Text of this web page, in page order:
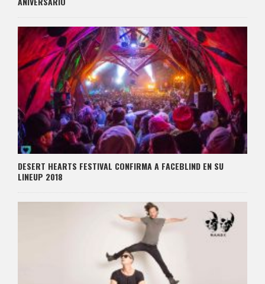
DESERT HEARTS FESTIVAL CONFIRMA A FACEBLIND EN SU
LINEUP 2018